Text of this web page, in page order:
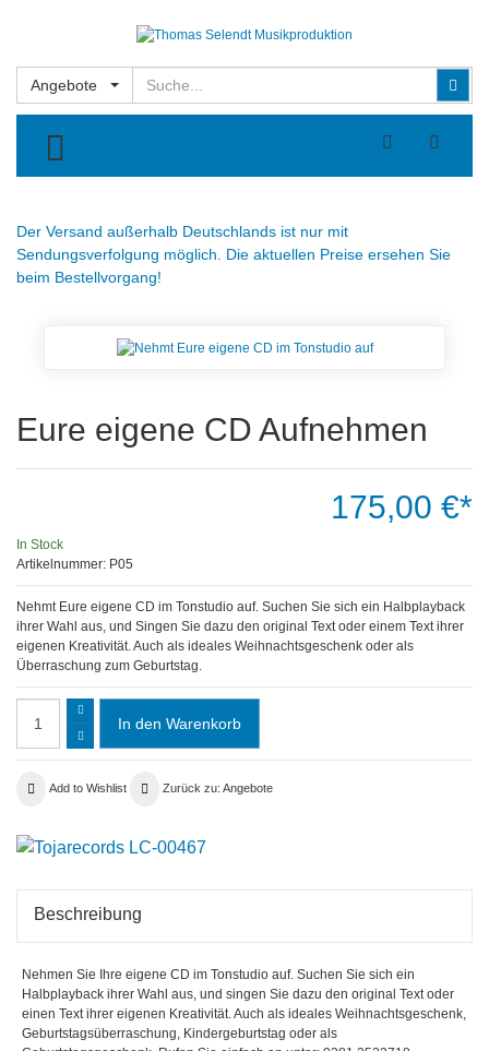
Angebote
TOGGLE MENU
Der Versand außerhalb Deutschlands ist nur mit
Sendungsverfolgung möglich. Die aktuellen Preise ersehen Sie
beim Bestellvorgang!
Eure eigene CD Aufnehmen
175,00 €*
In Stock
Artikelnummer: P05
Nehmt Eure eigene CD im Tonstudio auf. Suchen Sie sich ein Halbplayback
ihrer Wahl aus, und Singen Sie dazu den original Text oder einem Text ihrer
eigenen Kreativität. Auch als ideales Weihnachtsgeschenk oder als
Überraschung zum Geburtstag.
Add to Wishlist Zurück zu: Angebote
Beschreibung
Nehmen Sie Ihre eigene CD im Tonstudio auf. Suchen Sie sich ein
Halbplayback ihrer Wahl aus, und singen Sie dazu den original Text oder
einen Text ihrer eigenen Kreativität. Auch als ideales Weihnachtsgeschenk,
Geburtstagsüberraschung, Kindergeburtstag oder als